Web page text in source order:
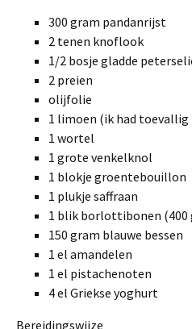
300 gram pandanrijst
2 tenen knoflook
1/2 bosje gladde
2 preien
olijfolie
1 limoen (ik had
1 wortel
1 grote venkelknol
1 blokje groentebouillon
1 plukje saffraan
1 blik borlottibonen (400
150 gram blauwe bessen
1 el amandelen
1 el pistachenoten
4 el Griekse yoghurt
Bereidingswijze